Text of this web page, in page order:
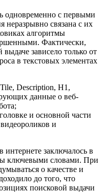
одновременно с первыми
неразрывно связана с их
алгоритмы
Фактически,
зависело только от
в текстовых элементах
Description, H1,
данные о веб-
и основной части
и
заключалось в
ключевыми словами. При
о качестве и
до того, что
поисковой выдачи